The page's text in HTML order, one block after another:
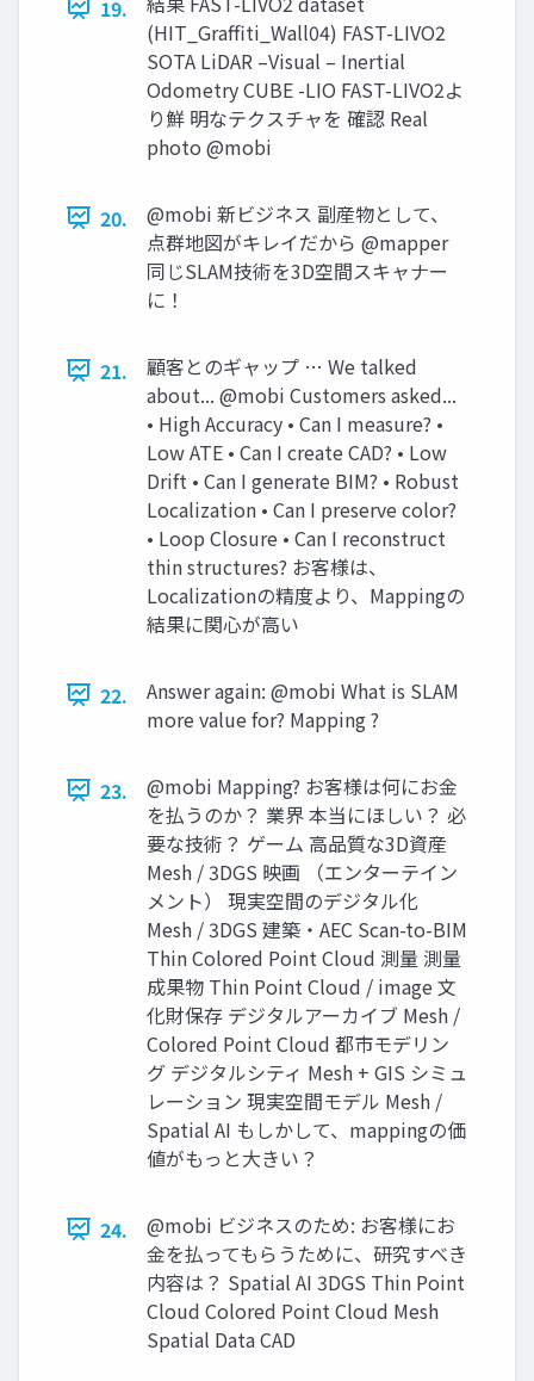
19.
(HIT_Graffiti_Wall04) FAST-LIVO2
SOTA LiDAR –Visual – Inertial
Odometry CUBE -LIO FAST-LIVO2よ
り鮮 明なテクスチャを 確認 Real
photo @mobi
20.
@mobi 新ビジネス 副産物として、
点群地図がキレイだから @mapper
同じSLAM技術を3D空間スキャナー
に！
21.
顧客とのギャップ … We talked
about... @mobi Customers asked...
• High Accuracy • Can I measure? •
Low ATE • Can I create CAD? • Low
Drift • Can I generate BIM? • Robust
Localization • Can I preserve color?
• Loop Closure • Can I reconstruct
thin structures? お客様は、
Localizationの精度より、Mappingの
結果に関心が高い
22.
Answer again: @mobi What is SLAM
more value for? Mapping ?
23.
@mobi Mapping? お客様は何にお金
を払うのか？ 業界 本当にほしい？ 必
要な技術？ ゲーム 高品質な3D資産
Mesh / 3DGS 映画 （エンターテイン
メント） 現実空間のデジタル化
Mesh / 3DGS 建築・AEC Scan-to-BIM
Thin Colored Point Cloud 測量 測量
成果物 Thin Point Cloud / image 文
化財保存 デジタルアーカイブ Mesh /
Colored Point Cloud 都市モデリン
グ デジタルシティ Mesh + GIS シミュ
レーション 現実空間モデル Mesh /
Spatial AI もしかして、mappingの価
値がもっと大きい？
24.
@mobi ビジネスのため: お客様にお
金を払ってもらうために、研究すべき
内容は？ Spatial AI 3DGS Thin Point
Cloud Colored Point Cloud Mesh
Spatial Data CAD